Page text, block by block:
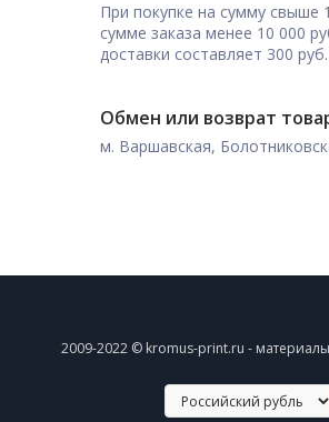
При покупке на сумму свыше
сумме заказа менее 10 000
доставки составляет 300 руб.
Обмен или возврат
м. Варшавская,
2009-2022 © kromus-print.ru -